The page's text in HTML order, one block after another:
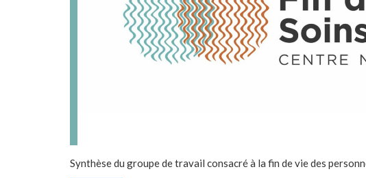
Synthèse du groupe de travail consacré à la fin de vie des